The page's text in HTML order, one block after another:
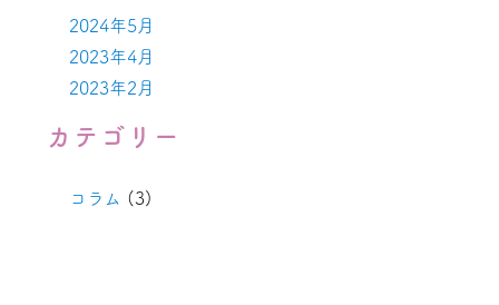
2024年5月
2023年4月
2023年2月
カテゴリー
コラム (3)